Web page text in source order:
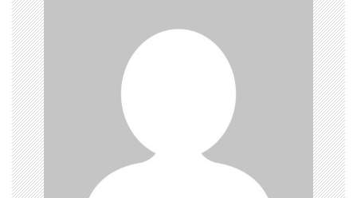
i
g
a
t
i
o